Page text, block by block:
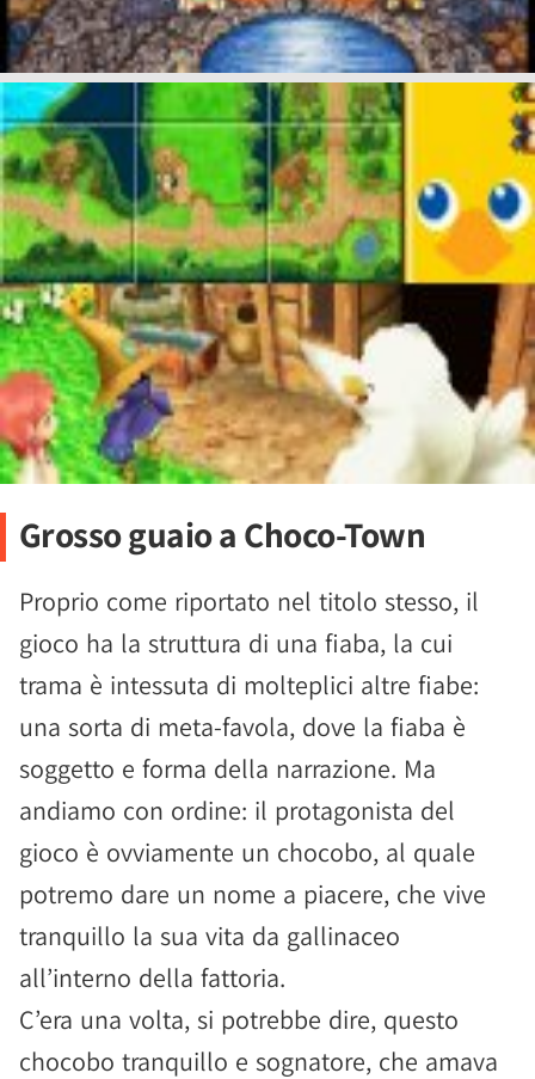
Grosso guaio a Choco-Town
Proprio come riportato nel titolo stesso, il
gioco ha la struttura di una fiaba, la cui
trama è intessuta di molteplici altre fiabe:
una sorta di meta-favola, dove la fiaba è
soggetto e forma della narrazione. Ma
andiamo con ordine: il protagonista del
gioco è ovviamente un chocobo, al quale
potremo dare un nome a piacere, che vive
tranquillo la sua vita da gallinaceo
all’interno della fattoria.
C’era una volta, si potrebbe dire, questo
chocobo tranquillo e sognatore, che amava